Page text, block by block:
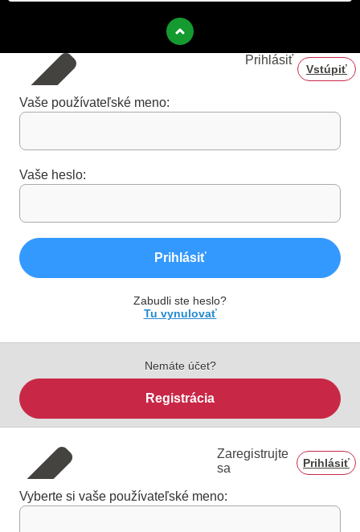
Prihlásiť
Vstúpiť
Vaše používateľské meno:
Vaše heslo:
Prihlásiť
Zabudli ste heslo?
Tu vynulovať
Nemáte účet?
Registrácia
Zaregistrujte
sa
Prihlásiť
Vyberte si vaše používateľské meno: